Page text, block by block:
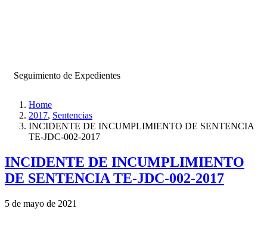
Seguimiento de Expedientes
Home
2017, Sentencias
INCIDENTE DE INCUMPLIMIENTO DE SENTENCIA
TE-JDC-002-2017
INCIDENTE DE INCUMPLIMIENTO
DE SENTENCIA TE-JDC-002-2017
5 de mayo de 2021